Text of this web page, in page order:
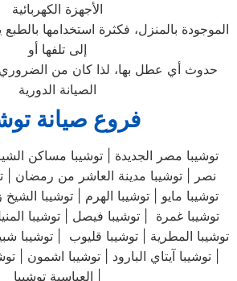
الأجهزة الكهربائية
إلى تلفها أو
الصيانة الدورية
فروع صيانة
توشيبا مصر الجديدة | توشيبا مساكن
توشيبا مايو | توشيبا الهرم | توشيبا الشيخ
توشيبا غمرة | توشيبا فيصل | توشيبا
توشيبا المطرية | توشيبا قليوب | توشيبا
| توشيبا آيتاي البارود | توشيبا اشمون |